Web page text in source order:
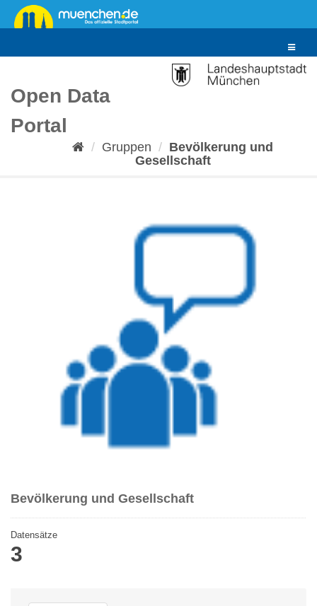
Überspringen
zum
Toggle
Open Data
Portal
Gruppen
Bevölkerung und
Gesellschaft
Bevölkerung und Gesellschaft
Datensätze
3